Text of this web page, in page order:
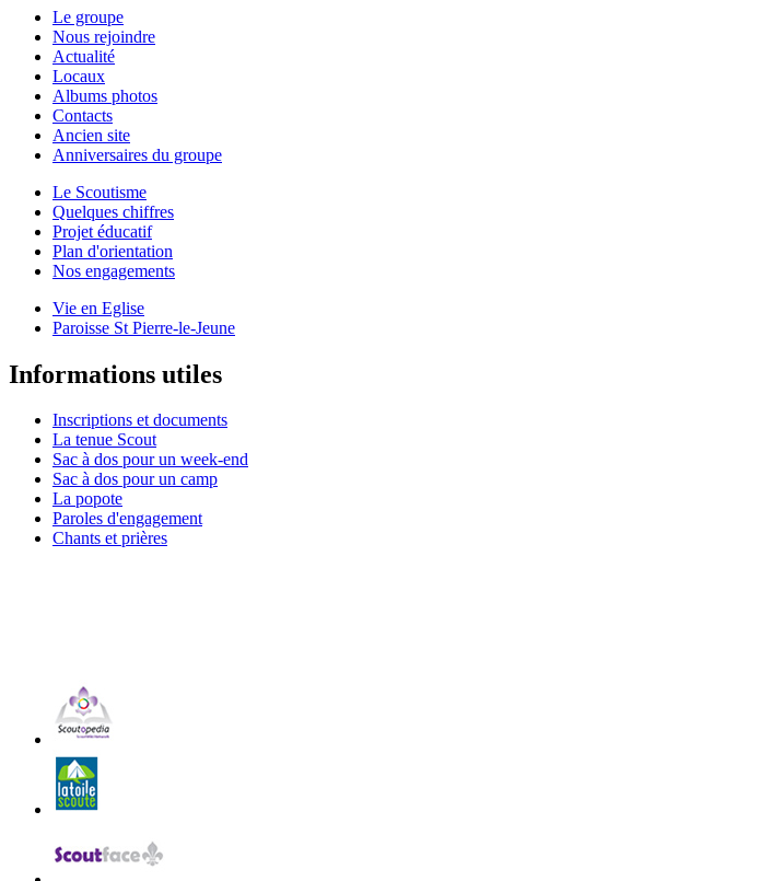
Le groupe
Nous rejoindre
Actualité
Locaux
Albums photos
Contacts
Ancien site
Anniversaires du groupe
Le Scoutisme
Quelques chiffres
Projet éducatif
Plan d'orientation
Nos engagements
Vie en Eglise
Paroisse St Pierre-le-Jeune
Informations utiles
Inscriptions et documents
La tenue Scout
Sac à dos pour un week-end
Sac à dos pour un camp
La popote
Paroles d'engagement
Chants et prières